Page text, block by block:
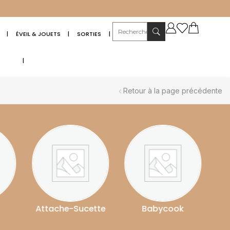
| ÉVEIL & JOUETS | SORTIES |
|
Retour à la page précédente
Sucette Babycook Babyphone